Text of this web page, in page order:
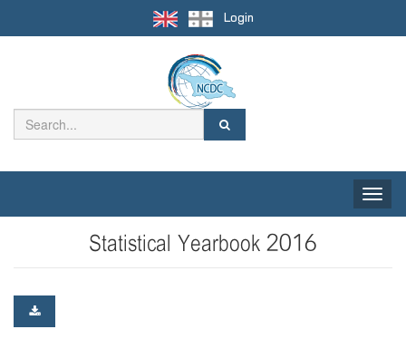
Login
Toggle
Statistical Yearbook 2016